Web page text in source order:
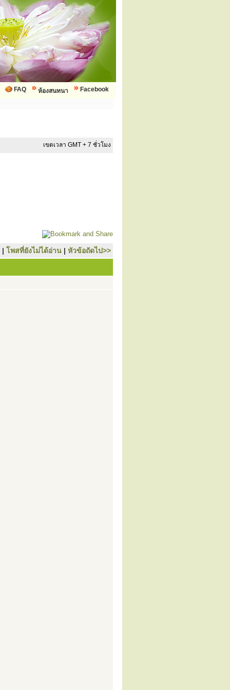
Facebook
ห้องสนทนา
FAQ
เขตเวลา GMT + 7 ชั่วโมง
| โพสที่ยังไม่ได้อ่าน | หัวข้อถัดไป>>